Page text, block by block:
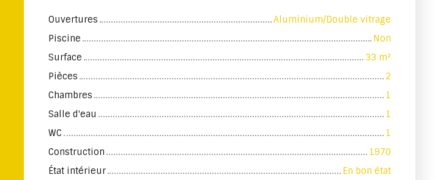
Ouvertures
Aluminium/Double vitrage
Piscine
Non
Surface
33 m²
Pièces
2
Chambres
1
Salle d'eau
1
WC
1
Construction
1970
État intérieur
En bon état